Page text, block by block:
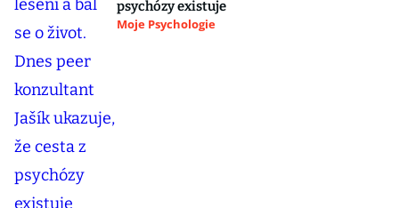
psychózy existuje
Moje Psychologie